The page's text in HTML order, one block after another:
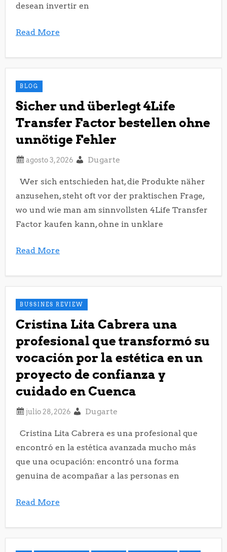
desean invertir en
Read More
BLOG
Sicher und überlegt 4Life
Transfer Factor bestellen ohne
unnötige Fehler
Dugarte
Wer sich entschieden hat, die Produkte näher
anzusehen, steht oft vor der praktischen Frage,
wo und wie man am sinnvollsten 4Life Transfer
Factor kaufen kann, ohne in unklare
Read More
BUSSINES REVIEW
Cristina Lita Cabrera una
profesional que transformó su
vocación por la estética en un
proyecto de confianza y
cuidado en Cuenca
Dugarte
Cristina Lita Cabrera es una profesional que
encontró en la estética avanzada mucho más
que una ocupación: encontró una forma
genuina de acompañar a las personas en
Read More